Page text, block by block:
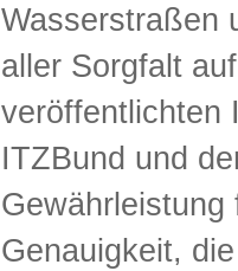
Wasserstraßen
aller Sorgfalt
veröffentlichten
ITZBund und
Genauigkeit,